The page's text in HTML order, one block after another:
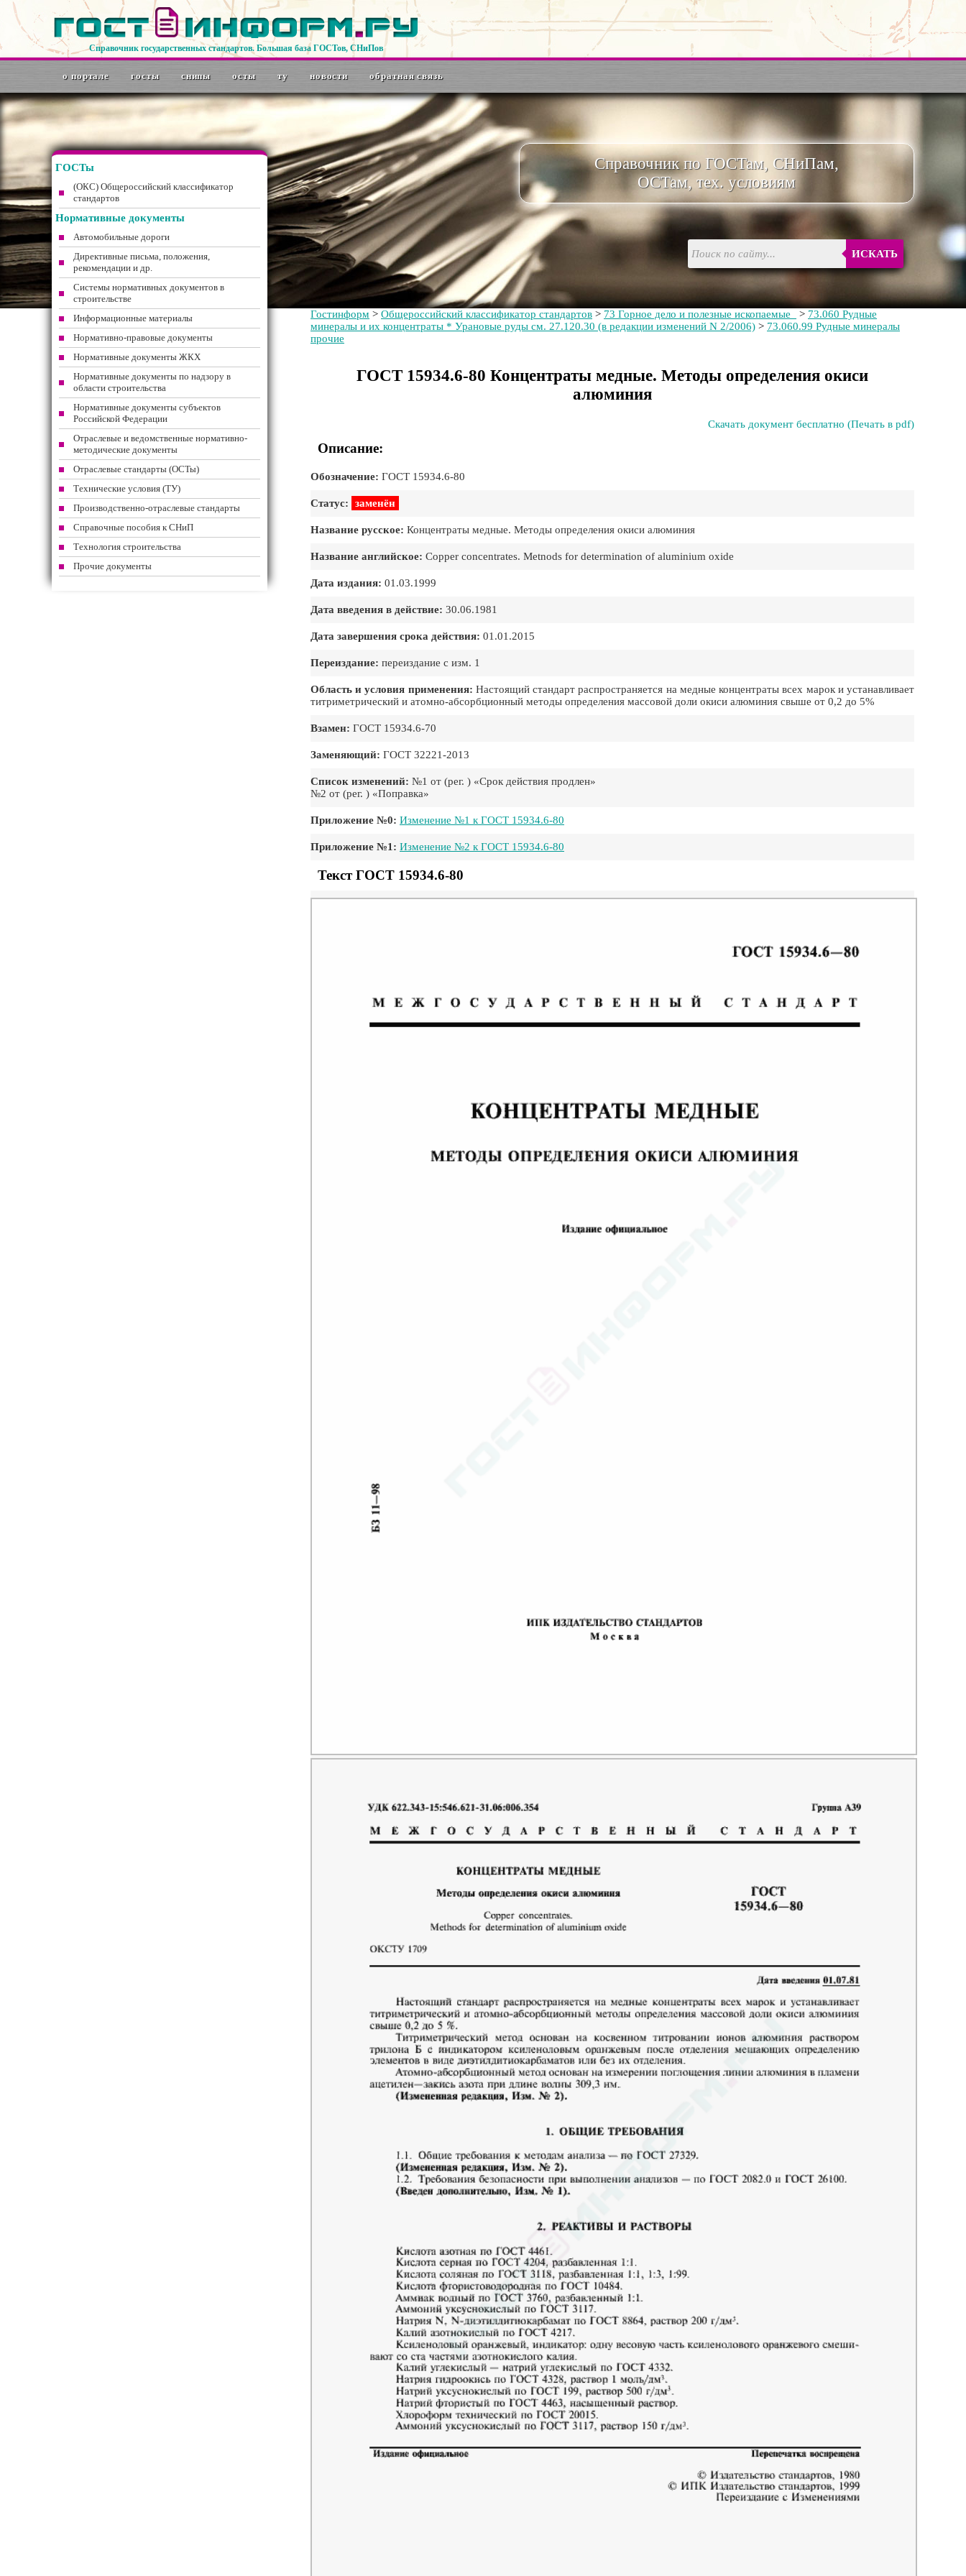
Справочник государственных стандартов. Большая база ГОСТов, СНиПов
о портале госты снипы осты ту новости обратная связь
Справочник по ГОСТам, СНиПам,
ОСТам, тех. условиям
ИСКАТЬ
Гостинформ > Общероссийский классификатор стандартов > 73 Горное дело и полезные ископаемые > 73.060 Рудные
минералы и их концентраты * Урановые руды см. 27.120.30 (в редакции изменений N 2/2006) > 73.060.99 Рудные минералы
прочие
ГОСТ 15934.6-80 Концентраты медные. Методы определения окиси
алюминия
Скачать документ бесплатно (Печать в pdf)
Описание:
Обозначение: ГОСТ 15934.6-80
Статус: заменён
Название русское: Концентраты медные. Методы определения окиси алюминия
Название английское: Copper concentrates. Metnods for determination of aluminium oxide
Дата издания: 01.03.1999
Дата введения в действие: 30.06.1981
Дата завершения срока действия: 01.01.2015
Переиздание: переиздание с изм. 1
Область и условия применения: Настоящий стандарт распространяется на медные концентраты всех марок и устанавливает
титриметрический и атомно-абсорбционный методы определения массовой доли окиси алюминия свыше от 0,2 до 5%
Взамен: ГОСТ 15934.6-70
Заменяющий: ГОСТ 32221-2013
Список изменений: №1 от (рег. ) «Срок действия продлен»
№2 от (рег. ) «Поправка»
Приложение №0: Изменение №1 к ГОСТ 15934.6-80
Приложение №1: Изменение №2 к ГОСТ 15934.6-80
Текст ГОСТ 15934.6-80
ГОСТы
(ОКС) Общероссийский классификатор
стандартов
Нормативные документы
Автомобильные дороги
Директивные письма, положения,
рекомендации и др.
Системы нормативных документов в
строительстве
Информационные материалы
Нормативно-правовые документы
Нормативные документы ЖКХ
Нормативные документы по надзору в
области строительства
Нормативные документы субъектов
Российской Федерации
Отраслевые и ведомственные нормативно-
методические документы
Отраслевые стандарты (ОСТы)
Технические условия (ТУ)
Производственно-отраслевые стандарты
Справочные пособия к СНиП
Технология строительства
Прочие документы